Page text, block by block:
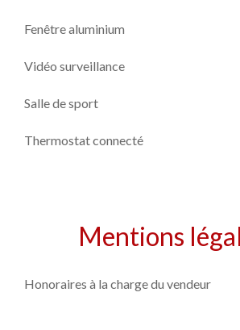
Fenêtre aluminium
Vidéo surveillance
Salle de sport
Thermostat connecté
Mentions
Honoraires à la charge du vendeur